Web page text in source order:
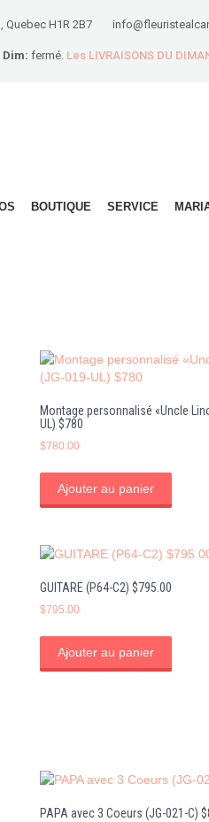
Quebec H1R 2B7
Dim: fermé. Les LIVRAISONS DU
BOUTIQUE SERVICE
croissant
Montage personnalisé «Uncle
UL) $780
$780.00
Ajouter au panier
GUITARE (P64-C2) $795.00
$795.00
Ajouter au panier
PAPA avec 3 Coeurs (JG-021-C)